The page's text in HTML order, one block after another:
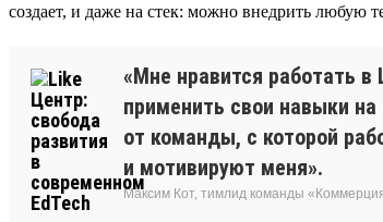
создает, и даже на стек: можно внедрить любую
«Мне нравится работать
применить свои навыки
от команды, с которой
и мотивируют меня».
Максим Кот, тимлид команды